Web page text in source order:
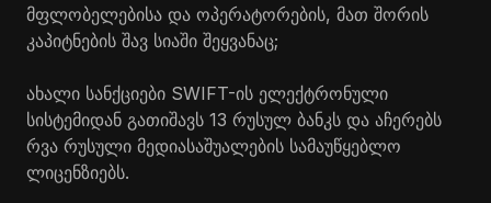
მფლობელებისა და ოპერატორების, მათ შორის
კაპიტნების შავ სიაში შეყვანაც;
ახალი სანქციები SWIFT-ის ელექტრონული
სისტემიდან გათიშავს 13 რუსულ ბანკს და აჩერებს
რვა რუსული მედიასაშუალების სამაუწყებლო
ლიცენზიებს.